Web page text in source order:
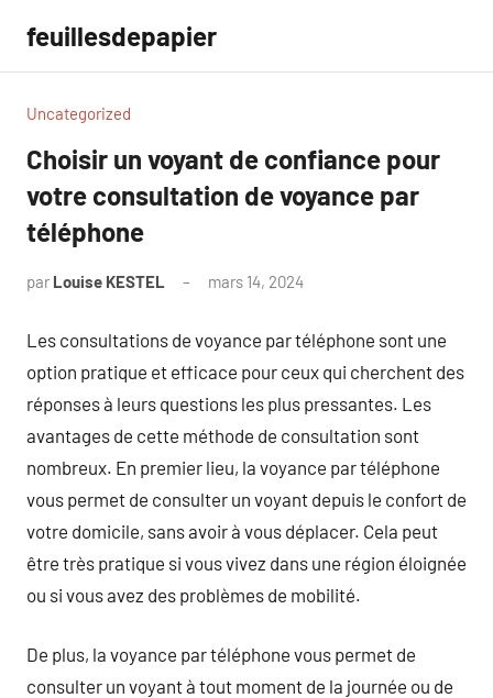
contenu
feuillesdepapier
Uncategorized
Choisir un voyant de confiance pour
votre consultation de voyance par
téléphone
par Louise KESTEL mars 14, 2024
Les consultations de voyance par téléphone sont une
option pratique et efficace pour ceux qui cherchent des
réponses à leurs questions les plus pressantes. Les
avantages de cette méthode de consultation sont
nombreux. En premier lieu, la voyance par téléphone
vous permet de consulter un voyant depuis le confort de
votre domicile, sans avoir à vous déplacer. Cela peut
être très pratique si vous vivez dans une région éloignée
ou si vous avez des problèmes de mobilité.
De plus, la voyance par téléphone vous permet de
consulter un voyant à tout moment de la journée ou de